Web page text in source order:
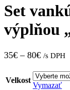
Set
výplňou
35€ – 80€ /s DPH
Velkost
Vymazať